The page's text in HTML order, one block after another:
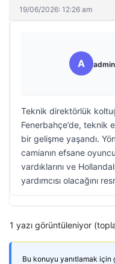
19/06/2026: 12:26 am
A admin
Teknik direktörlük
Fenerbahçe’de, teknik
bir gelişme yaşandı.
camianın efsane
vardıklarını ve
yardımcısı olacağını
1 yazı görüntüleniyor
Bu konuyu yanıtlamak için